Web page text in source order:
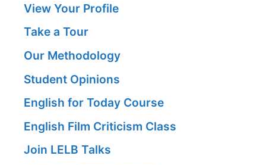
View Your Profile
Take a Tour
Our Methodology
Student Opinions
English for Today Course
English Film Criticism Class
Join LELB Talks